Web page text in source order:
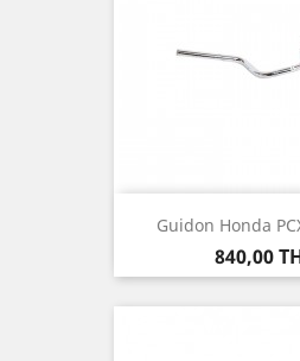
Guidon Honda
Prix
840,00